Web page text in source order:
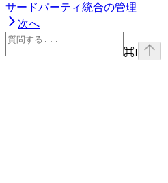
サードパーティ統合の管理
次へ
⌘I